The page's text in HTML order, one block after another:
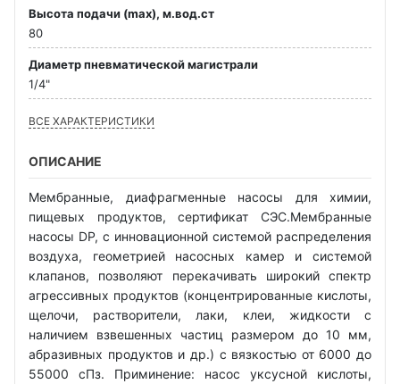
Высота подачи (max), м.вод.ст
80
Диаметр пневматической магистрали
1/4"
ВСЕ ХАРАКТЕРИСТИКИ
ОПИСАНИЕ
Мембранные, диафрагменные насосы для химии,
пищевых продуктов, сертификат СЭС.Мембранные
насосы DP, с инновационной системой распределения
воздуха, геометрией насосных камер и системой
клапанов, позволяют перекачивать широкий спектр
агрессивных продуктов (концентрированные кислоты,
щелочи, растворители, лаки, клеи, жидкости с
наличием взвешенных частиц размером до 10 мм,
абразивных продуктов и др.) с вязкостью от 6000 до
55000 сПз. Приминение: насос уксусной кислоты,